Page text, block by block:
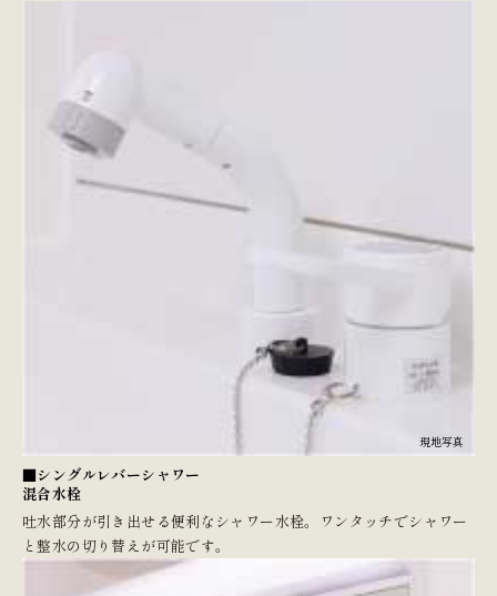
現地写真
■シングルレバーシャワー
混合水栓
吐水部分が引き出せる便利なシャワー水栓。ワンタッチでシャワー
と整水の切り替えが可能です。